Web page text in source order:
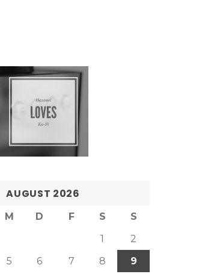
AUGUST 2026
M D F S
S
1
2
5 6 7 8
9